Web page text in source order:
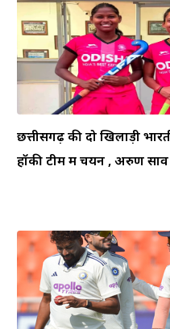
छत्तीसगढ़ की दो खिलाड़ी
हॉकी टीम में चयन , अरुण साव